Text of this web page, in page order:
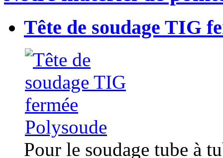
Tête de soudage TIG
Pour le soudage tube à